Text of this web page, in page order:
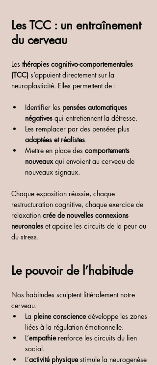
Les TCC : un entraînement
du cerveau
Les thérapies cognitivo-comportementales
(TCC) s’appuient directement sur la
neuroplasticité. Elles permettent de :
Identifier les pensées automatiques
négatives qui entretiennent la détresse.
Les remplacer par des pensées plus
adaptées et réalistes.
Mettre en place des comportements
nouveaux qui envoient au cerveau de
nouveaux signaux.
Chaque exposition réussie, chaque
restructuration cognitive, chaque exercice de
relaxation crée de nouvelles connexions
neuronales et apaise les circuits de la peur ou
du stress.
Le pouvoir de l’habitude
Nos habitudes sculptent littéralement notre
cerveau.
La pleine conscience développe les zones
liées à la régulation émotionnelle.
L’empathie renforce les circuits du lien
social.
L’activité physique stimule la neurogenèse